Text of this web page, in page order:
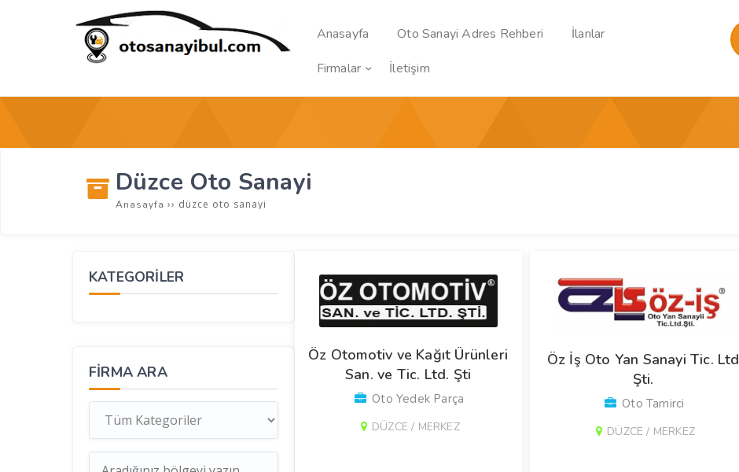
Anasayfa Oto Sanayi Adres Rehberi
İlanlar
Firmalar
İletişim
Düzce Oto Sanayi
Anasayfa ›› düzce oto sanayi
KATEGORİLER
FIRMA ARA
Öz Otomotiv ve Kağıt Ürünleri
San. ve Tic. Ltd. Şti
Oto Yedek Parça
DÜZCE / MERKEZ
Öz İş Oto Yan Sanayi Tic. Ltd
Şti.
Oto Tamirci
DÜZCE / MERKEZ